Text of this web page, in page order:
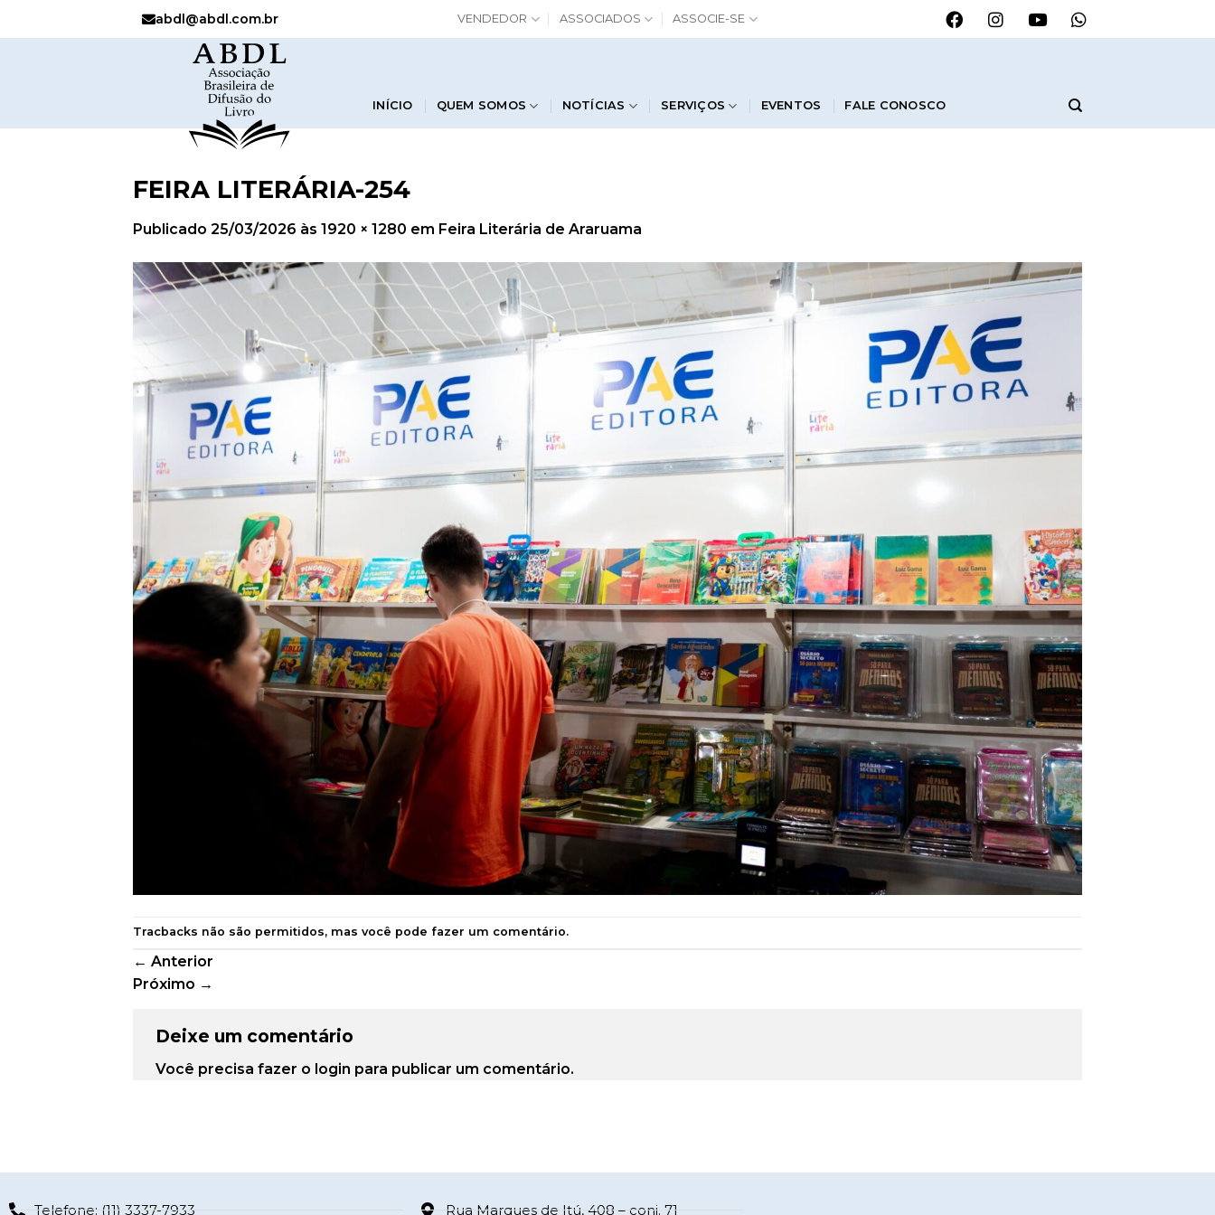
abdl@abdl.com.br VENDEDOR ASSOCIADOS ASSOCIE-SE
INÍCIO QUEM SOMOS NOTÍCIAS SERVIÇOS EVENTOS FALE CONOSCO
FEIRA LITERÁRIA-254
Publicado 25/03/2026 às 1920 × 1280 em Feira Literária de Araruama
Tracbacks não são permitidos, mas você pode fazer um comentário.
← Anterior
Próximo →
Deixe um comentário
Você precisa fazer o login para publicar um comentário.
Telefone: (11) 3337-7933 Rua Marques de Itú, 408 – conj. 71